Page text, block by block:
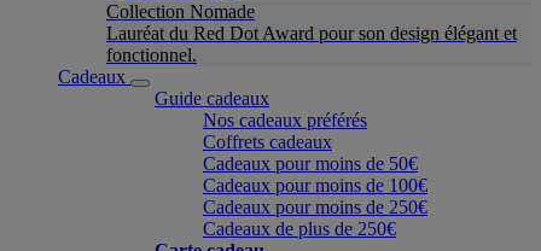
Collection Nomade
Lauréat du Red Dot Award pour son design élégant et
fonctionnel.
Cadeaux
Guide cadeaux
Nos cadeaux préférés
Coffrets cadeaux
Cadeaux pour moins de 50€
Cadeaux pour moins de 100€
Cadeaux pour moins de 250€
Cadeaux de plus de 250€